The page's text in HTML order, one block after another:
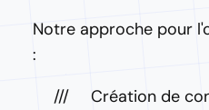
Notre approche pour
:
Création de